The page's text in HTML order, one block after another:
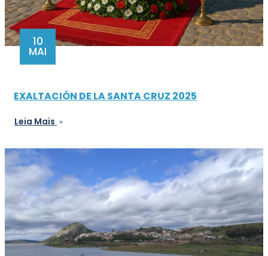
10
MAI
EXALTACIÓN DE LA SANTA CRUZ 2025
Leia Mais